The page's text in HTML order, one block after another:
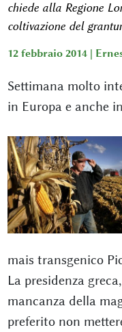
chiede alla Regione
coltivazione del
12 febbraio 2014 |
Settimana molto
in Europa e anche
mais transgenico
La presidenza
mancanza della
preferito non